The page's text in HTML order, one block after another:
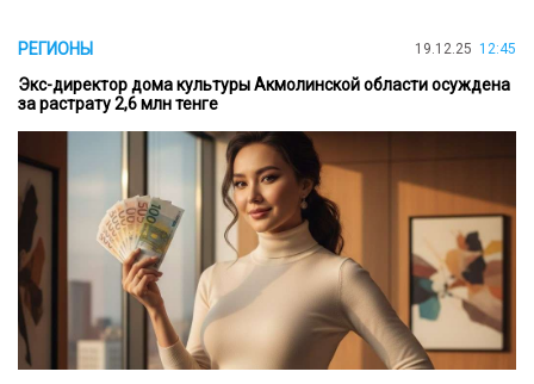
РЕГИОНЫ 19.12.25 12:45
Экс-директор дома культуры Акмолинской области осуждена
за растрату 2,6 млн тенге